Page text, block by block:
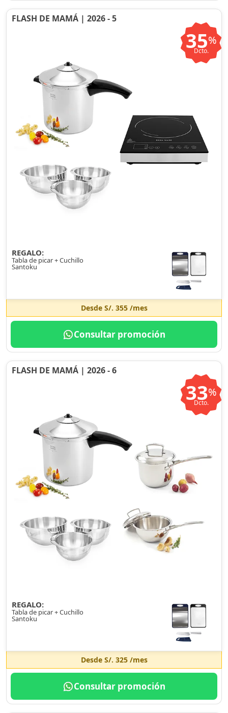
FLASH DE MAMÁ | 2026 - 5
35%
Dcto.
REGALO:
Tabla de picar + Cuchillo
Santoku
Desde S/. 355/mes
Consultar promoción
FLASH DE MAMÁ | 2026 - 6
33%
Dcto.
REGALO:
Tabla de picar + Cuchillo
Santoku
Desde S/. 325/mes
Consultar promoción